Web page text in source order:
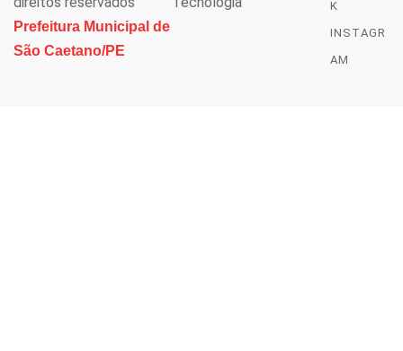
Prefeitura Municipal de
São Caetano/PE
K
INSTAGR
AM